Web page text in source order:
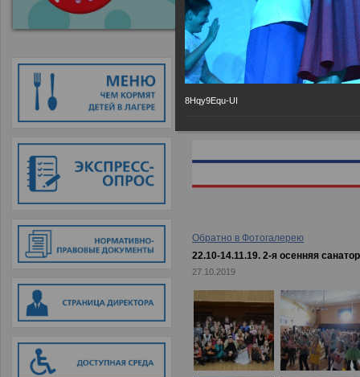
Главная → Фотогалерея →
Обратно в Фотогалерею
22.10-14.11.19. 2-я осенняя
27.10.2019
8Hqy9Equ-UI